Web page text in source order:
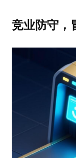
竞业防守，